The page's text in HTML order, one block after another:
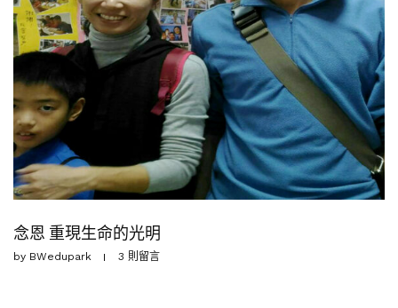
念恩 重現生命的光明
by BWedupark 3 則留言